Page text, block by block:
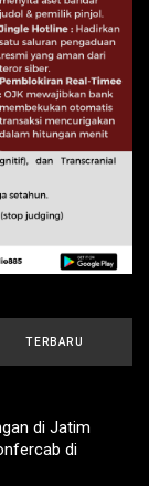
TERBARU
di Jatim
di